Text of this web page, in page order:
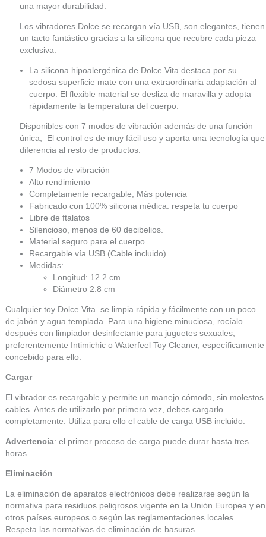
una mayor durabilidad.
Los vibradores Dolce se recargan vía USB, son elegantes, tienen
un tacto fantástico gracias a la silicona que recubre cada pieza
exclusiva.
La silicona hipoalergénica de Dolce Vita destaca por su
sedosa superficie mate con una extraordinaria adaptación al
cuerpo. El flexible material se desliza de maravilla y adopta
rápidamente la temperatura del cuerpo.
Disponibles con 7 modos de vibración además de una función
única, El control es de muy fácil uso y aporta una tecnología que
diferencia al resto de productos.
7 Modos de vibración
Alto rendimiento
Completamente recargable; Más potencia
Fabricado con 100% silicona médica: respeta tu cuerpo
Libre de ftalatos
Silencioso, menos de 60 decibelios.
Material seguro para el cuerpo
Recargable vía USB (Cable incluido)
Medidas:
Longitud: 12.2 cm
Diámetro 2.8 cm
Cualquier toy Dolce Vita se limpia rápida y fácilmente con un poco
de jabón y agua templada. Para una higiene minuciosa, rocíalo
después con limpiador desinfectante para juguetes sexuales,
preferentemente Intimichic o Waterfeel Toy Cleaner, específicamente
concebido para ello.
Cargar
El vibrador es recargable y permite un manejo cómodo, sin molestos
cables. Antes de utilizarlo por primera vez, debes cargarlo
completamente. Utiliza para ello el cable de carga USB incluido.
Advertencia: el primer proceso de carga puede durar hasta tres
horas.
Eliminación
La eliminación de aparatos electrónicos debe realizarse según la
normativa para residuos peligrosos vigente en la Unión Europea y en
otros países europeos o según las reglamentaciones locales.
Respeta las normativas de eliminación de basuras